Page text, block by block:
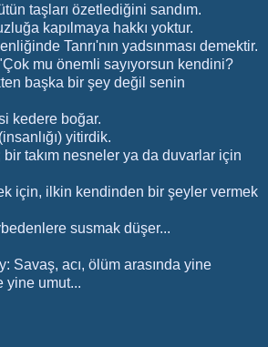
taşları özetlediğini sandım.
kapılmaya hakkı yoktur.
Tanrı'nın yadsınması demektir.
mu önemli sayıyorsun kendini?
başka bir şey değil senin
kedere boğar.
yitirdik.
takım nesneler ya da duvarlar için
için, ilkin kendinden bir şeyler vermek
susmak düşer...
Savaş, acı, ölüm arasında yine
yine umut...